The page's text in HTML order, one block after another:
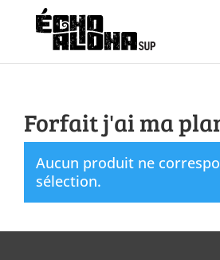
Forfait j'ai ma
Aucun produit ne
sélection.